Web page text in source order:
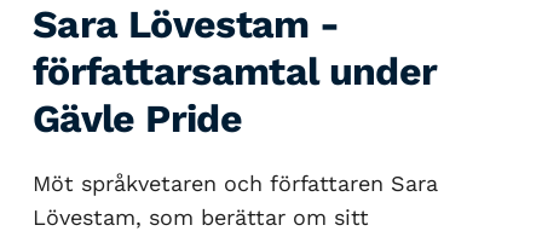
Sara Lövestam -
författarsamtal under
Gävle Pride
Möt språkvetaren och författaren Sara
Lövestam, som berättar om sitt